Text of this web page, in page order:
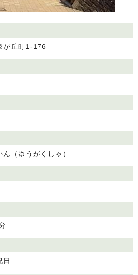
が丘町1-176
（ゆうがくしゃ）
日